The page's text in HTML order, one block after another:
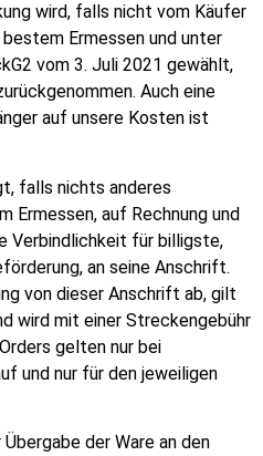
wird, falls nicht vom Käufer
Ermessen und unter
vom 3. Juli 2021 gewählt,
Auch eine
auf unsere Kosten ist
falls nichts anderes
Ermessen, auf Rechnung und
Verbindlichkeit für billigste,
an seine Anschrift.
von dieser Anschrift ab, gilt
wird mit einer Streckengebühr
gelten nur bei
und nur für den jeweiligen
der Ware an den